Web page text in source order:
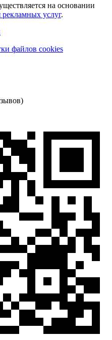
на основании
рекламных услуг.
файлов cookies